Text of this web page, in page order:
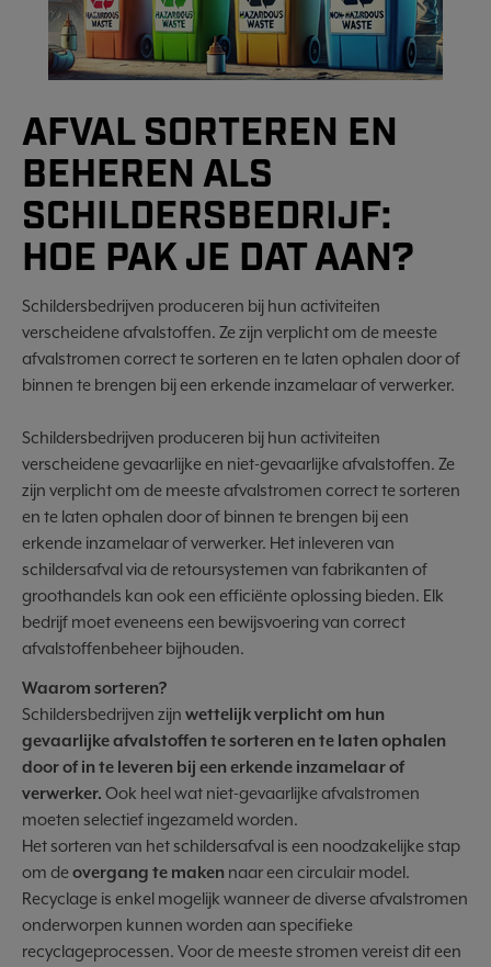
AFVAL SORTEREN EN
BEHEREN ALS
SCHILDERSBEDRIJF:
HOE PAK JE DAT AAN?
Schildersbedrijven produceren bij hun activiteiten
verscheidene afvalstoffen. Ze zijn verplicht om de meeste
afvalstromen correct te sorteren en te laten ophalen door of
binnen te brengen bij een erkende inzamelaar of verwerker.
Schildersbedrijven produceren bij hun activiteiten
verscheidene gevaarlijke en niet-gevaarlijke afvalstoffen. Ze
zijn verplicht om de meeste afvalstromen correct te sorteren
en te laten ophalen door of binnen te brengen bij een
erkende inzamelaar of verwerker. Het inleveren van
schildersafval via de retoursystemen van fabrikanten of
groothandels kan ook een efficiënte oplossing bieden. Elk
bedrijf moet eveneens een bewijsvoering van correct
afvalstoffenbeheer bijhouden.
Waarom sorteren?
Schildersbedrijven zijn wettelijk verplicht om hun
gevaarlijke afvalstoffen te sorteren en te laten ophalen
door of in te leveren bij een erkende inzamelaar of
verwerker. Ook heel wat niet-gevaarlijke afvalstromen
moeten selectief ingezameld worden.
Het sorteren van het schildersafval is een noodzakelijke stap
om deovergang te maken naar een circulair model.
Recyclage is enkel mogelijk wanneer de diverse afvalstromen
onderworpen kunnen worden aan specifieke
recyclageprocessen. Voor de meeste stromen vereist dit een